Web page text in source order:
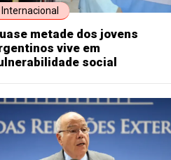
Internacional
metade dos jovens
vive em
social